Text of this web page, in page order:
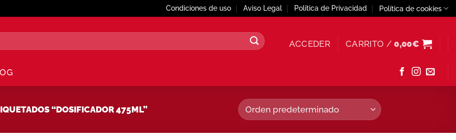
Condiciones de uso Aviso Legal Política de Privacidad Política de cookies
ACCEDER CARRITO /0,00€
“DOSIFICADOR 475ML”